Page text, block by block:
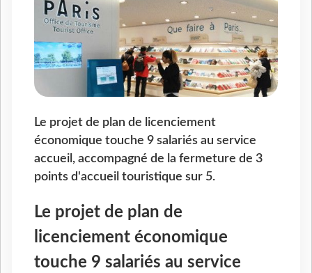
Le projet de plan de licenciement
économique touche 9 salariés au service
accueil, accompagné de la fermeture de 3
points d'accueil touristique sur 5.
Le projet de plan de
licenciement économique
touche 9 salariés au service